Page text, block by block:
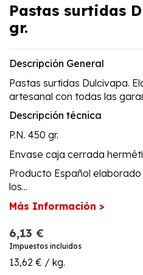
Pastas surtidas
gr.
Descripción General
Pastas surtidas Dulcivapa.
artesanal con todas las
Descripción técnica
P.N. 450 gr.
Envase caja cerrada
Producto Español
los...
Más Información >
6,13 €
Impuestos incluidos
13,62 € / kg.